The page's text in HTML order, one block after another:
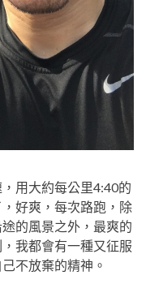
用大約每公里4:40的
好爽，每次路跑，除
的風景之外，最爽的
我都會有一種又征服
不放棄的精神。